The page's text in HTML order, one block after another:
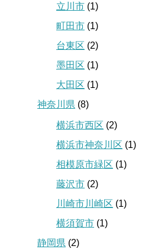
立川市 (1)
町田市 (1)
台東区 (2)
墨田区 (1)
大田区 (1)
神奈川県 (8)
横浜市西区 (2)
横浜市神奈川区 (1)
相模原市緑区 (1)
藤沢市 (2)
川崎市川崎区 (1)
横須賀市 (1)
静岡県 (2)